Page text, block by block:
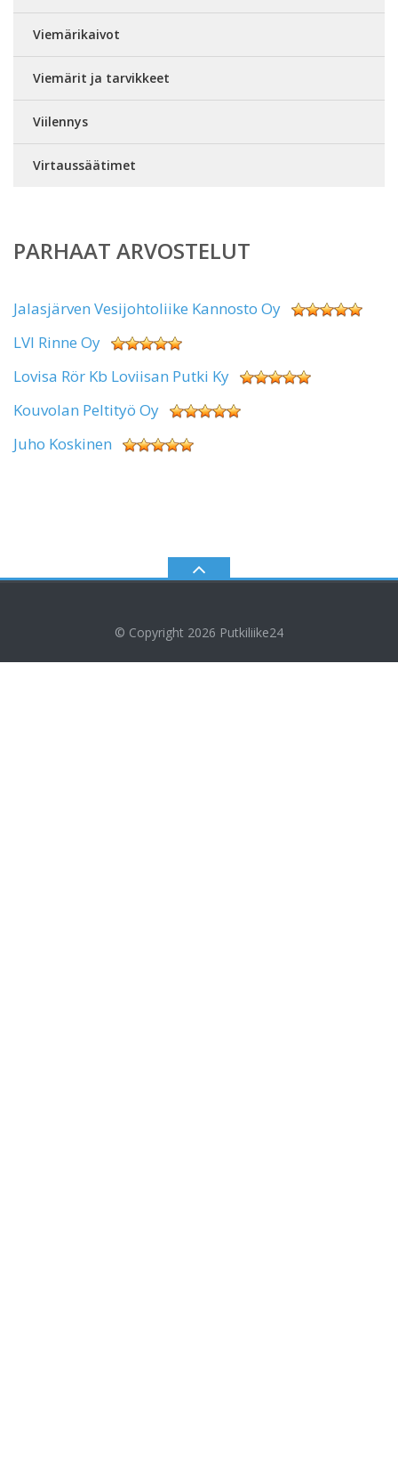
Viemärikaivot
Viemärit ja tarvikkeet
Viilennys
Virtaussäätimet
PARHAAT ARVOSTELUT
Jalasjärven Vesijohtoliike Kannosto Oy
LVI Rinne Oy
Lovisa Rör Kb Loviisan Putki Ky
Kouvolan Peltityö Oy
Juho Koskinen
© Copyright 2026 Putkiliike24